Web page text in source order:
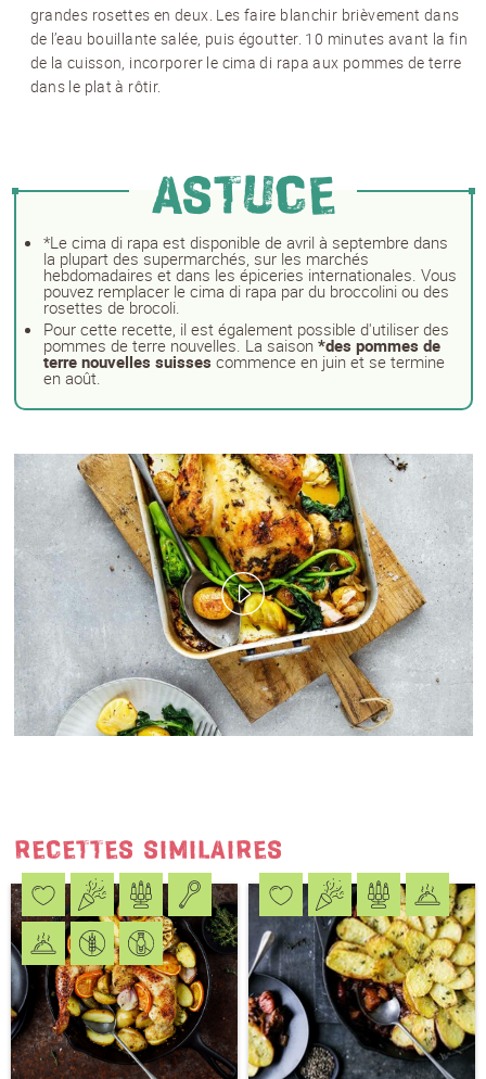
grandes rosettes en deux. Les faire blanchir brièvement dans
de l’eau bouillante salée, puis égoutter. 10 minutes avant la fin
de la cuisson, incorporer le cima di rapa aux pommes de terre
dans le plat à rôtir.
ASTUCE
*Le cima di rapa est disponible de avril à septembre dans
la plupart des supermarchés, sur les marchés
hebdomadaires et dans les épiceries internationales. Vous
pouvez remplacer le cima di rapa par du broccolini ou des
rosettes de brocoli.
Pour cette recette, il est également possible d'utiliser des
pommes de terre nouvelles. La saison *des pommes de
terre nouvelles suisses commence en juin et se termine
en août.
RECETTES SIMILAIRES
TITRE(OPTIONAL)
EMAIL*
PRÉNOM *
J'accepteles conditions généralesetla
protection des données*
S'ABONNER AU NEWSLETTER